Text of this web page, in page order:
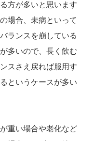
方が多いと思います
場合、未病といって
ランスを崩している
多いので、長く飲む
スさえ戻れば服用す
というケースが多い
重い場合や老化など